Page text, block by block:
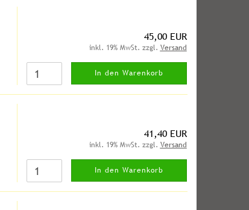
45,00 EUR
inkl. 19% MwSt. zzgl. Versand
In den Warenkorb
41,40 EUR
inkl. 19% MwSt. zzgl. Versand
In den Warenkorb